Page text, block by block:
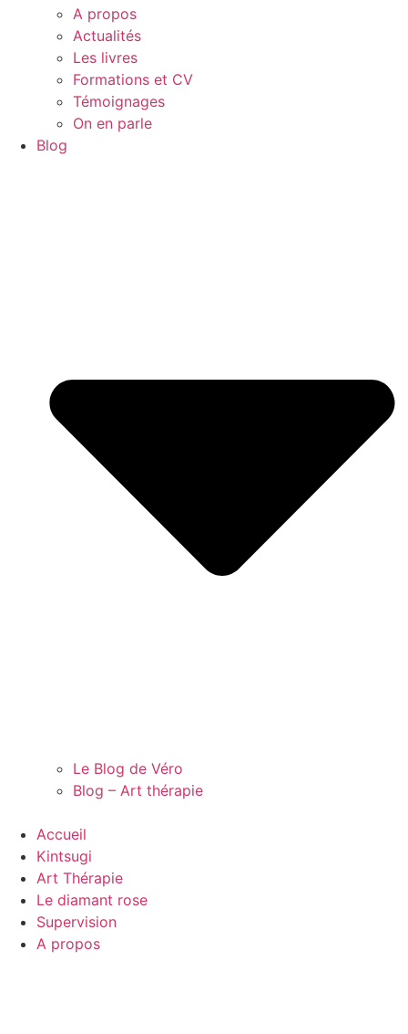
A propos
Actualités
Les livres
Formations et CV
Témoignages
On en parle
Blog
Le Blog de Véro
Blog – Art thérapie
Accueil
Kintsugi
Art Thérapie
Le diamant rose
Supervision
A propos